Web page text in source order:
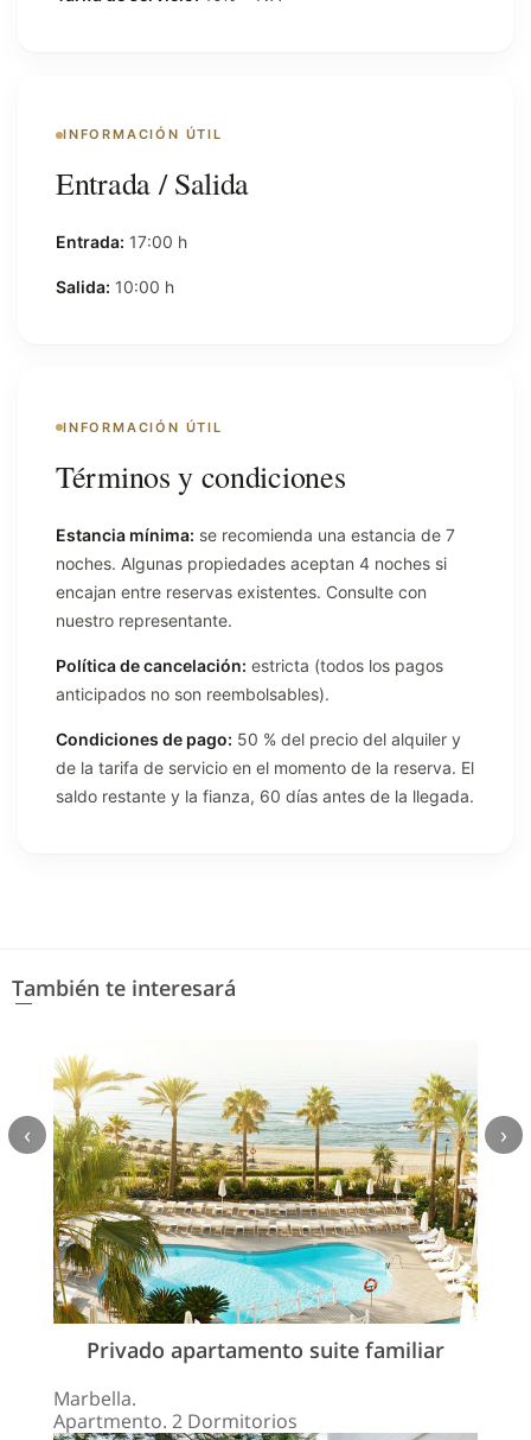
INFORMACIÓN ÚTIL
Entrada / Salida
Entrada: 17:00 h
Salida: 10:00 h
INFORMACIÓN ÚTIL
Términos y condiciones
Estancia mínima: se recomienda una estancia de 7
noches. Algunas propiedades aceptan 4 noches si
encajan entre reservas existentes. Consulte con
nuestro representante.
Política de cancelación: estricta (todos los pagos
anticipados no son reembolsables).
Condiciones de pago: 50 % del precio del alquiler y
de la tarifa de servicio en el momento de la reserva. El
saldo restante y la fianza, 60 días antes de la llegada.
También te interesará
Privado apartamento suite familiar
Marbella.
Apartmento. 2 Dormitorios
‹ ›